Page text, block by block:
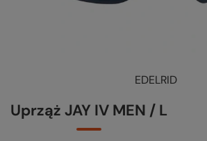
EDELRID
Uprząż JAY IV MEN / L